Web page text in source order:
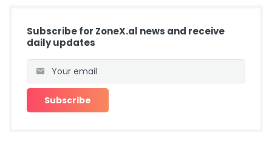
Subscribe for ZoneX.al news and receive
daily updates